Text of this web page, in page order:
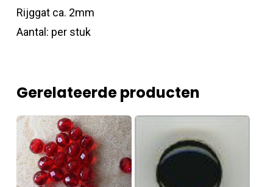
Rijggat ca. 2mm
Aantal: per stuk
Gerelateerde producten